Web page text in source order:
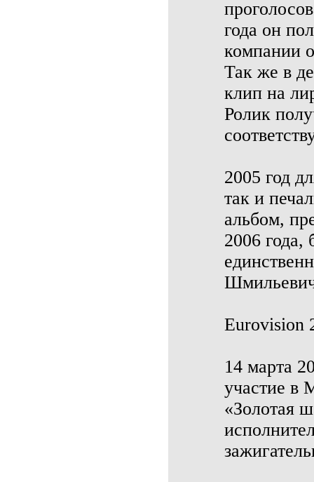
года он
компании
Так же в
клип на
Ролик
2005 год
так и
альбом,
2006 года,
Eurovision
14 марта
участие в
«Золотая